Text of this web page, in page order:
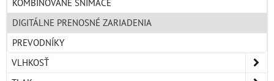
KOMBINOVANÉ SNÍMAČE
DIGITÁLNE PRENOSNÉ ZARIADENIA
PREVODNÍKY
VLHKOSŤ